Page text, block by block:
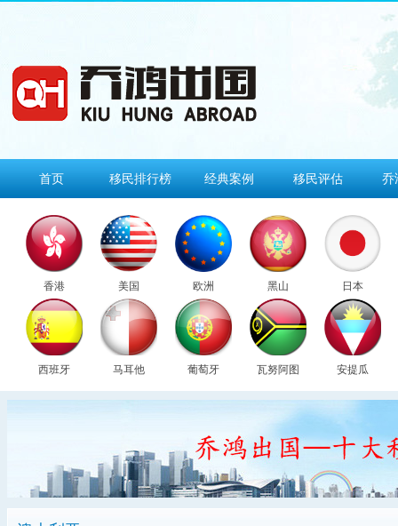
首页 移民排行榜 经典案例 移民评估 乔
香港 美国 欧洲 黑山 日本
西班牙 马耳他 葡萄牙 瓦努阿图 安提瓜